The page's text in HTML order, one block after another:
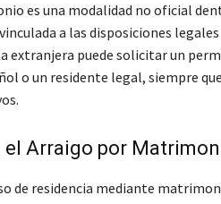
es una modalidad no oficial
a las disposiciones
extranjera puede solicitar un
o un residente legal, siempre
el Arraigo por
de residencia mediante